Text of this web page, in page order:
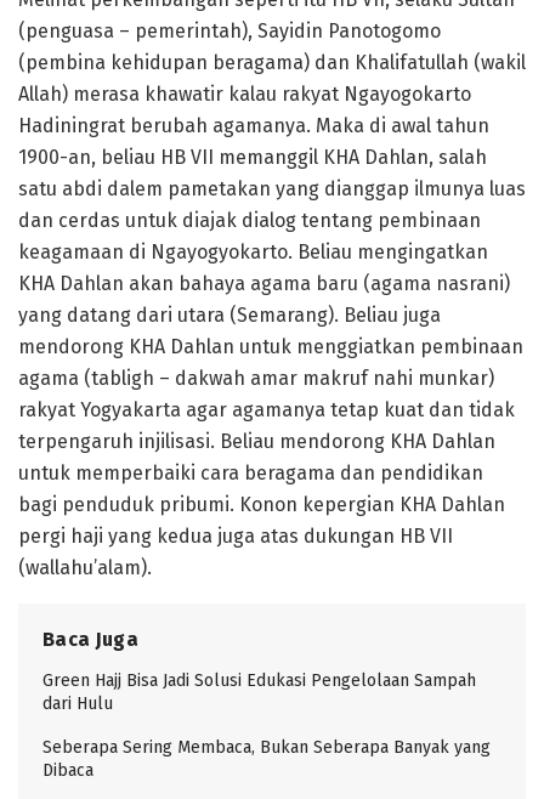
(penguasa – pemerintah), Sayidin Panotogomo
(pembina kehidupan beragama) dan Khalifatullah (wakil
Allah) merasa khawatir kalau rakyat Ngayogokarto
Hadiningrat berubah agamanya. Maka di awal tahun
1900-an, beliau HB VII memanggil KHA Dahlan, salah
satu abdi dalem pametakan yang dianggap ilmunya luas
dan cerdas untuk diajak dialog tentang pembinaan
keagamaan di Ngayogyokarto. Beliau mengingatkan
KHA Dahlan akan bahaya agama baru (agama nasrani)
yang datang dari utara (Semarang). Beliau juga
mendorong KHA Dahlan untuk menggiatkan pembinaan
agama (tabligh – dakwah amar makruf nahi munkar)
rakyat Yogyakarta agar agamanya tetap kuat dan tidak
terpengaruh injilisasi. Beliau mendorong KHA Dahlan
untuk memperbaiki cara beragama dan pendidikan
bagi penduduk pribumi. Konon kepergian KHA Dahlan
pergi haji yang kedua juga atas dukungan HB VII
(wallahu’alam).
Baca Juga
Green Hajj Bisa Jadi Solusi Edukasi Pengelolaan Sampah
dari Hulu
Seberapa Sering Membaca, Bukan Seberapa Banyak yang
Dibaca